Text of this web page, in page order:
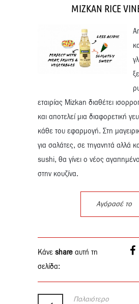
MIZKAN RICE
εταιρίας Mizkan διαθέτει
και αποτελεί μια διαφορετική
κάθε του εφαρμογή. Στη
για σαλάτες, σε τηγανητά αλλά
sushi, θα γίνει ο νέος
στην κουζίνα.
Αγόρασέ το
Κάνε share αυτή τη
σελίδα:
Παλαιότερο